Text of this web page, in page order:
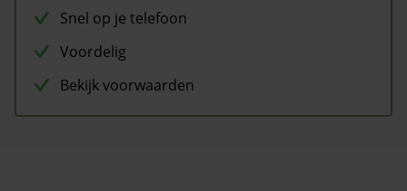
Snel op je telefoon
Voordelig
Bekijk voorwaarden